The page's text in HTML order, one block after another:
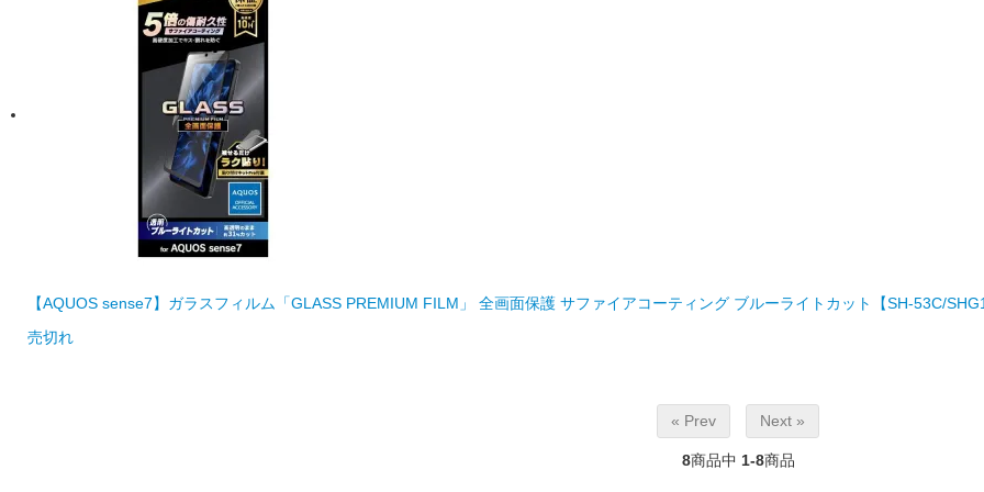
【AQUOS sense7】ガラスフィルム「GLASS PREMIUM FILM」 全画面保護 サファイアコーティング ブルーライトカット【SH-53C/
売切れ
« Prev Next »
8商品中 1-8商品